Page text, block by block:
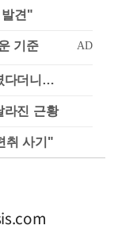
발견"
다더니…
라진 근황
취 사기"